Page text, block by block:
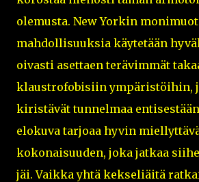
olemusta. New Yorkin
mahdollisuuksia käytetään
oivasti asettaen terävimmät
klaustrofobisiin ympäristöihin,
kiristävät tunnelmaa
elokuva tarjoaa hyvin
kokonaisuuden, joka jatkaa
jäi. Vaikka yhtä kekseliäitä